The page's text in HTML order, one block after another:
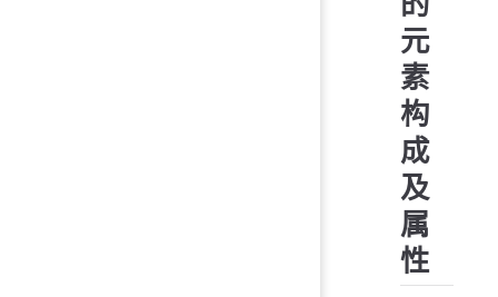
元
素
构
成
及
属
性